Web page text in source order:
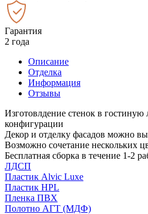
Гарантия
2 года
Описание
Отделка
Информация
Отзывы
Изготовлдение стенок в гостиную
конфигурации
Декор и отделку фасадов можно
Возможно сочетание нескольких
Бесплатная сборка в течение 1-2
ЛДСП
Пластик Alvic Luxe
Пластик HPL
Пленка ПВХ
Полотно АГТ (МДФ)